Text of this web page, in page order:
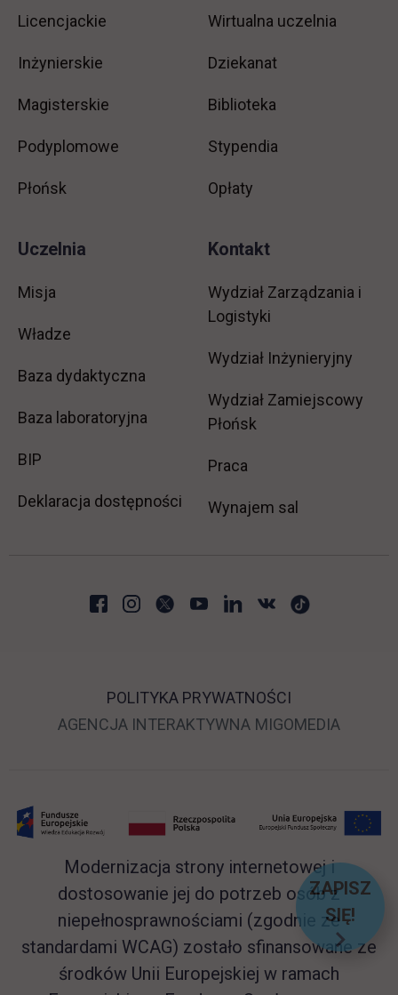
Licencjackie
Inżynierskie
Magisterskie
Podyplomowe
Płońsk
Wirtualna uczelnia
Dziekanat
Biblioteka
Stypendia
Opłaty
Uczelnia
Misja
Władze
Baza dydaktyczna
Baza laboratoryjna
BIP link otwiera się w nowej karcie
Deklaracja dostępności
Kontakt
Wydział Zarządzania i
Logistyki
Wydział Inżynieryjny
Wydział Zamiejscowy
Płońsk
Praca
Wynajem sal
POLITYKA PRYWATNOŚCI
AGENCJA INTERAKTYWNA LINK OTWIERA SIĘ
MIGOMEDIA
Modernizacja strony internetowej i
dostosowanie jej do potrzeb osób z
niepełnosprawnościami (zgodnie ze
standardami WCAG) zostało sfinansowane ze
środków Unii Europejskiej w ramach
ZAPISZ
SIĘ!LINK